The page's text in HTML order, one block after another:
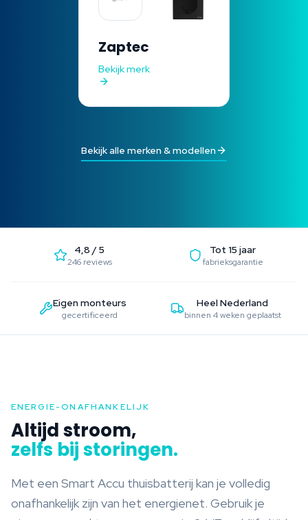
Zaptec
Bekijk merk
Bekijk alle merken & modellen
4,8 / 5
246 reviews
Tot 15 jaar
fabrieksgarantie
Eigen monteurs
gecertificeerd
Heel Nederland
binnen 4 weken geplaatst
ENERGIE-ONAFHANKELIJK
Altijd stroom,
zelfs bij storingen.
Met een Smart Accu thuisbatterij kan je volledig
onafhankelijk zijn van het energienet. Gebruik je